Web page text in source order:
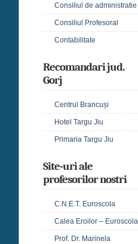
Consiliul de administratie
Consiliul Profesoral
Contabilitate
Recomandari jud.
Gorj
Centrul Brancuși
Hotel Targu Jiu
Primaria Targu Jiu
Site-uri ale
profesorilor nostri
C.N.E.T. Euroscola
Calea Eroilor – Euroscola
Prof. Dr. Marinela